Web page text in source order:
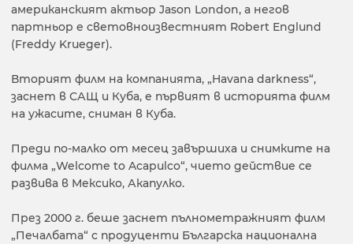
американският актьор Jason London, а негов
партньор е световноизвестният Robert Englund
(Freddy Krueger).
Вторият филм на компанията, „Havana darkness“,
заснет в САЩ и Куба, е първият в историята филм
на ужасите, сниман в Куба.
Преди по-малко от месец завършиха и снимките на
филма „Welcome to Acapulco“, чието действие се
развива в Мексико, Акапулко.
През 2000 г. беше заснет пълнометражният филм
„Печалбата“ с продуценти Българска национална